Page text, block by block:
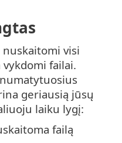
visi
failai.
geriausią jūsų
laiku lygį:
failą